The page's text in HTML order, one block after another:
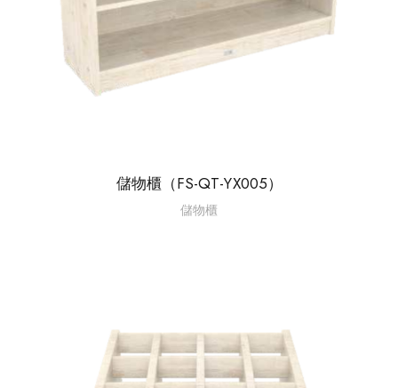
儲物櫃（FS-QT-YX005）
儲物櫃